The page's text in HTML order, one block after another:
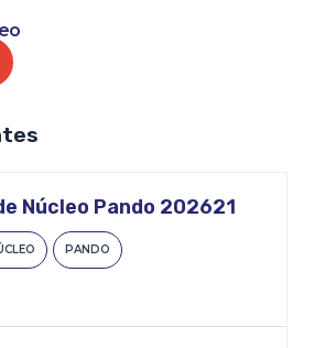
Núcleo Pando 202621
PANDO